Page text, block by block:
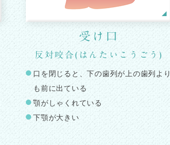
受け口
反対咬合(はんたいこうごう)
口を閉じると、下の歯列が上の歯列より
も前に出ている
顎がしゃくれている
下顎が大きい